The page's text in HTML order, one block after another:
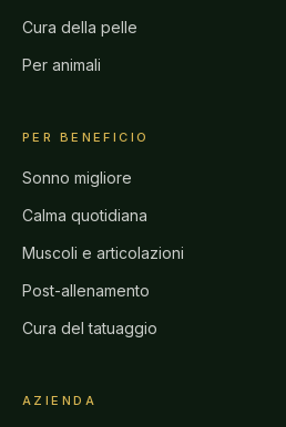
Cura della pelle
Per animali
PER BENEFICIO
Sonno migliore
Calma quotidiana
Muscoli e articolazioni
Post-allenamento
Cura del tatuaggio
AZIENDA